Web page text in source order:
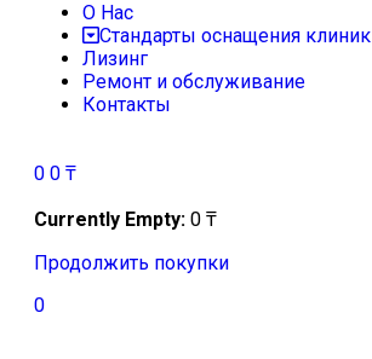
О Нас
Стандарты оснащения клиник
Лизинг
Ремонт и обслуживание
Контакты
0 0 ₸
Currently Empty: 0 ₸
Продолжить покупки
0